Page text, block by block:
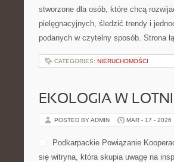
stworzone dla osób, które chcą
pielęgnacyjnych, śledzić trendy i
podanych w czytelny sposób. Strona
CATEGORIES: NIERUCHOMOŚCI
EKOLOGIA W
POSTED BY ADMIN MAR - 17 - 2026
Podkarpackie Powiązanie
się witryna, która skupia uwagę na